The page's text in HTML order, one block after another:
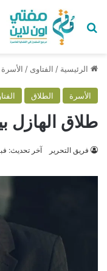
بحث عن
الرئيسية / الفتاوى / الأسرة
الأسرة الطلاق
طلاق الهازل
فريق التحرير آخر تحديث: فبراير